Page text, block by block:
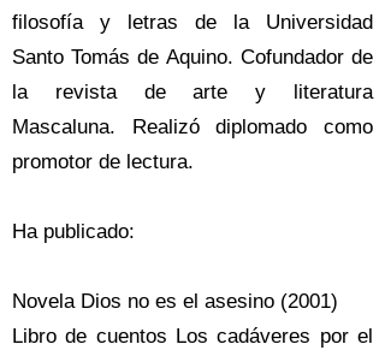
filosofía y letras de la Universidad
Santo Tomás de Aquino. Cofundador de
la revista de arte y literatura
Mascaluna. Realizó diplomado como
promotor de lectura.
Ha publicado:
Novela Dios no es el asesino (2001)
Libro de cuentos Los cadáveres por el